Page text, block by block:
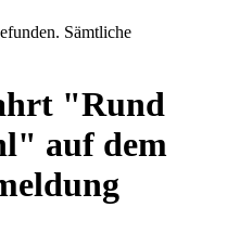
Sämtliche
"Rund
auf dem